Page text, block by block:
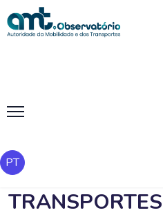
PT
Manual de Apoio ao
MANUAL DE
PEDIDO DE
DA AMT –
TRANSPORTES